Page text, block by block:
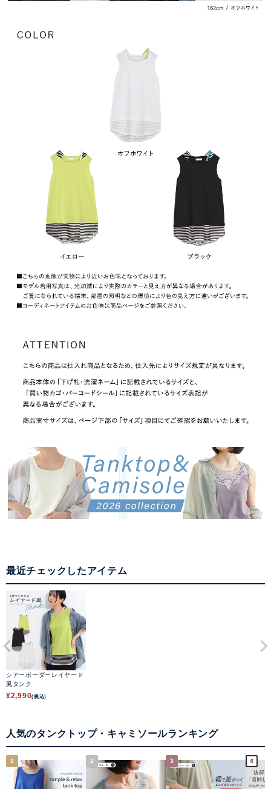
最近チェックしたアイテム
シアーボーダーレイヤード
風タンク
¥2,990(税込)
人気のタンクトップ・キャミソールランキング
1 2 3 4